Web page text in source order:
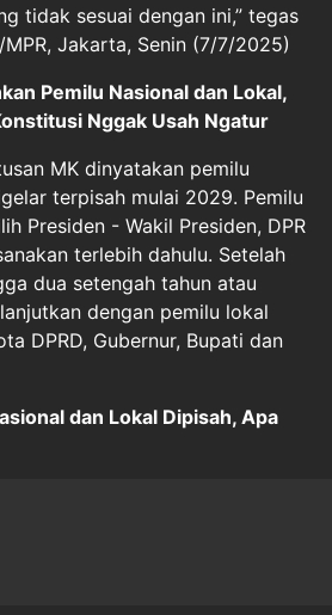
tidak sesuai dengan ini,” tegas
MPR, Jakarta, Senin (7/7/2025)
Pemilu Nasional dan Lokal,
Nggak Usah Ngatur
MK dinyatakan pemilu
terpisah mulai 2029. Pemilu
Presiden - Wakil Presiden, DPR
terlebih dahulu. Setelah
dua setengah tahun atau
dengan pemilu lokal
DPRD, Gubernur, Bupati dan
dan Lokal Dipisah, Apa